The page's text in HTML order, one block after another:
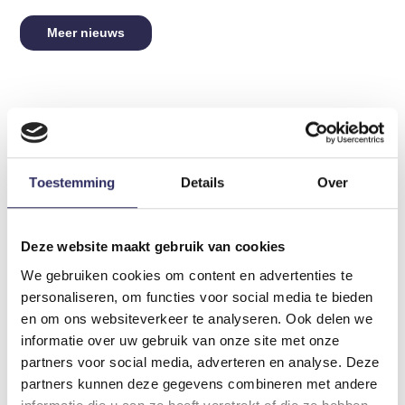
Toestemming Details Over
Deze website maakt gebruik van cookies
We gebruiken cookies om content en advertenties te
personaliseren, om functies voor social media te bieden
en om ons websiteverkeer te analyseren. Ook delen we
informatie over uw gebruik van onze site met onze
partners voor social media, adverteren en analyse. Deze
partners kunnen deze gegevens combineren met andere
Voornaam*
Achternaam*
Meer nieuws
Elos Accurate ScanBody22: back & better
De ScanBody22 is klaar voor zijn definitieve lancering.
Het team van Elos Accurate ging met de praktijkfeedback